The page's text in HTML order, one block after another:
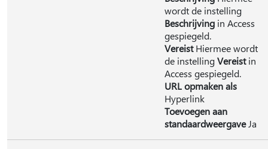
wordt de instelling
Beschrijving in Access
gespiegeld.
VereistHiermee wordt
de instellingVereistin
Access gespiegeld.
URL opmaken als
Hyperlink
Toevoegen aan
standaardweergaveJa